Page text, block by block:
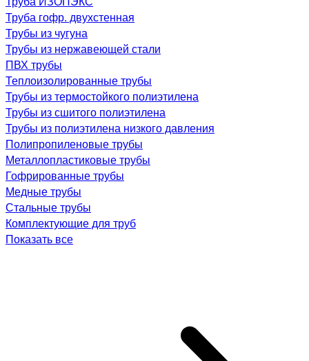
Труба гофр. двухстенная
Трубы из чугуна
Трубы из нержавеющей стали
ПВХ трубы
Теплоизолированные трубы
Трубы из термостойкого полиэтилена
Трубы из сшитого полиэтилена
Трубы из полиэтилена низкого давления
Полипропиленовые трубы
Металлопластиковые трубы
Гофрированные трубы
Медные трубы
Стальные трубы
Комплектующие для труб
Показать все